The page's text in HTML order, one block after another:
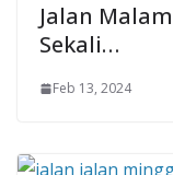
Jalan
Sekali…
Feb 13, 2024